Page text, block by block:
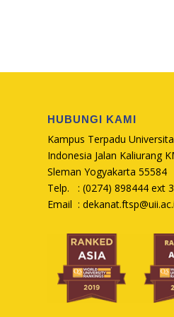
HUBUNGI KAMI
Kampus Terpadu
Indonesia Jalan Kaliurang
Sleman Yogyakarta 55584
Telp. : (0274) 898444 ext
Email :